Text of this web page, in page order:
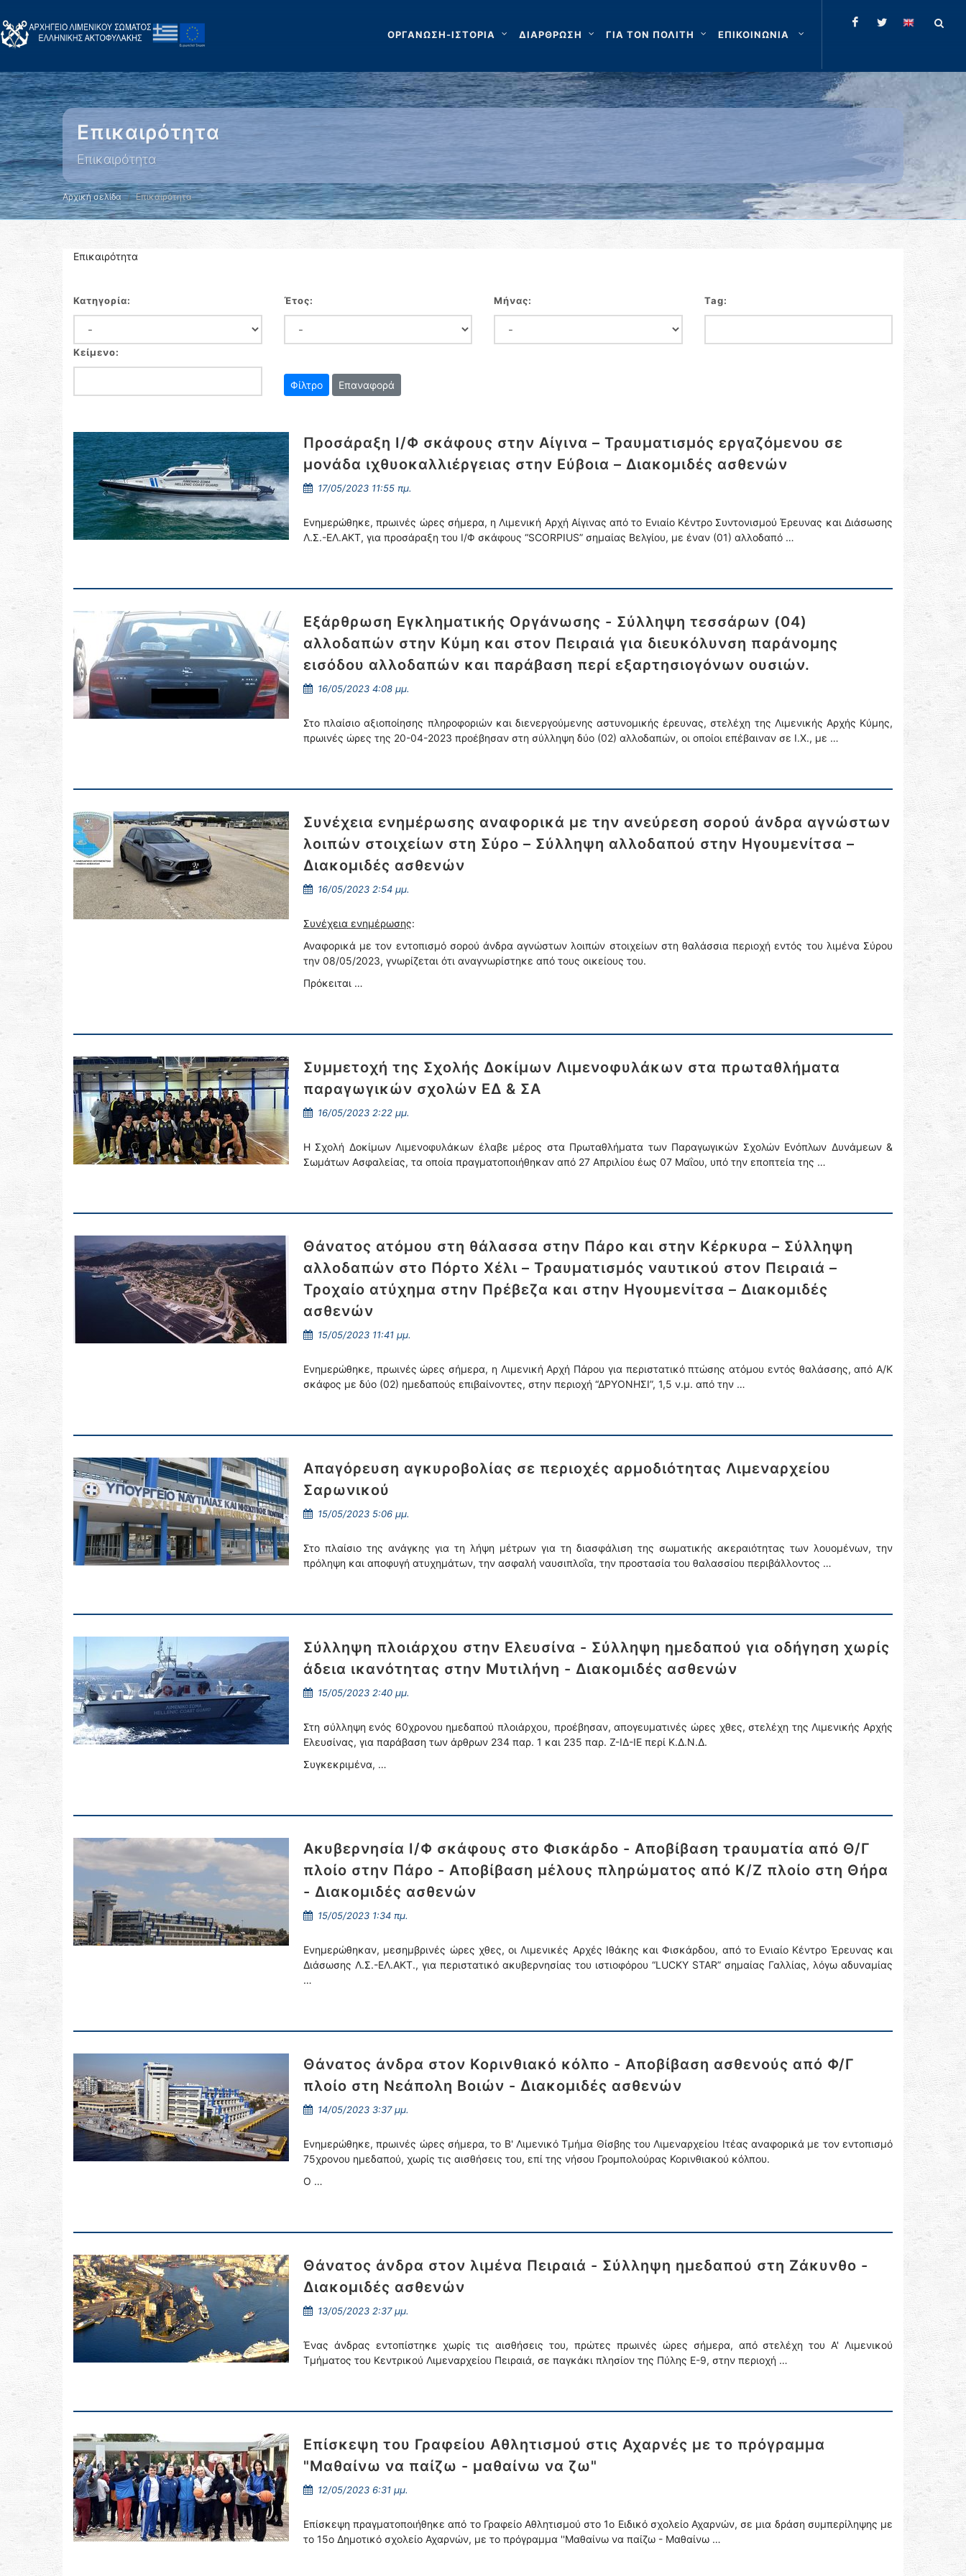
ΟΡΓΑΝΩΣΗ-ΙΣΤΟΡΙΑ ΔΙΑΡΘΡΩΣΗ ΓΙΑ ΤΟΝ ΠΟΛΙΤΗ ΕΠΙΚΟΙΝΩΝΙΑ
Επικαιρότητα
Επικαιρότητα
Αρχική σελίδα Επικαιρότητα
Επικαιρότητα
Κατηγορία: Έτος: Μήνας: Tag:
Κείμενο:
Επαναφορά
Προσάραξη Ι/Φ σκάφους στην Αίγινα – Τραυματισμός εργαζόμενου σε
μονάδα ιχθυοκαλλιέργειας στην Εύβοια – Διακομιδές ασθενών
17/05/2023 11:55 πμ.
Ενημερώθηκε, πρωινές ώρες σήμερα, η Λιμενική Αρχή Αίγινας από το Ενιαίο Κέντρο Συντονισμού Έρευνας και Διάσωσης
Λ.Σ.-ΕΛ.ΑΚΤ, για προσάραξη του Ι/Φ σκάφους “SCORPIUS” σημαίας Βελγίου, με έναν (01) αλλοδαπό …
Εξάρθρωση Εγκληματικής Οργάνωσης - Σύλληψη τεσσάρων (04)
αλλοδαπών στην Κύμη και στον Πειραιά για διευκόλυνση παράνομης
εισόδου αλλοδαπών και παράβαση περί εξαρτησιογόνων ουσιών.
16/05/2023 4:08 μμ.
Στο πλαίσιο αξιοποίησης πληροφοριών και διενεργούμενης αστυνομικής έρευνας, στελέχη της Λιμενικής Αρχής Κύμης,
πρωινές ώρες της 20-04-2023 προέβησαν στη σύλληψη δύο (02) αλλοδαπών, οι οποίοι επέβαιναν σε Ι.Χ., με …
Συνέχεια ενημέρωσης αναφορικά με την ανεύρεση σορού άνδρα αγνώστων
λοιπών στοιχείων στη Σύρο – Σύλληψη αλλοδαπού στην Ηγουμενίτσα –
Διακομιδές ασθενών
16/05/2023 2:54 μμ.
Συνέχεια ενημέρωσης:
Αναφορικά με τον εντοπισμό σορού άνδρα αγνώστων λοιπών στοιχείων στη θαλάσσια περιοχή εντός του λιμένα Σύρου
την 08/05/2023, γνωρίζεται ότι αναγνωρίστηκε από τους οικείους του.
Πρόκειται …
Συμμετοχή της Σχολής Δοκίμων Λιμενοφυλάκων στα πρωταθλήματα
παραγωγικών σχολών ΕΔ & ΣΑ
16/05/2023 2:22 μμ.
Η Σχολή Δοκίμων Λιμενοφυλάκων έλαβε μέρος στα Πρωταθλήματα των Παραγωγικών Σχολών Ενόπλων Δυνάμεων &
Σωμάτων Ασφαλείας, τα οποία πραγματοποιήθηκαν από 27 Απριλίου έως 07 Μαΐου, υπό την εποπτεία της …
Θάνατος ατόμου στη θάλασσα στην Πάρο και στην Κέρκυρα – Σύλληψη
αλλοδαπών στο Πόρτο Χέλι – Τραυματισμός ναυτικού στον Πειραιά –
Τροχαίο ατύχημα στην Πρέβεζα και στην Ηγουμενίτσα – Διακομιδές
ασθενών
15/05/2023 11:41 μμ.
Ενημερώθηκε, πρωινές ώρες σήμερα, η Λιμενική Αρχή Πάρου για περιστατικό πτώσης ατόμου εντός θαλάσσης, από Α/Κ
σκάφος με δύο (02) ημεδαπούς επιβαίνοντες, στην περιοχή “ΔΡΥΟΝΗΣΙ”, 1,5 ν.μ. από την …
Απαγόρευση αγκυροβολίας σε περιοχές αρμοδιότητας Λιμεναρχείου
Σαρωνικού
15/05/2023 5:06 μμ.
Στο πλαίσιο της ανάγκης για τη λήψη μέτρων για τη διασφάλιση της σωματικής ακεραιότητας των λουομένων, την
πρόληψη και αποφυγή ατυχημάτων, την ασφαλή ναυσιπλοΐα, την προστασία του θαλασσίου περιβάλλοντος …
Σύλληψη πλοιάρχου στην Ελευσίνα - Σύλληψη ημεδαπού για οδήγηση χωρίς
άδεια ικανότητας στην Μυτιλήνη - Διακομιδές ασθενών
15/05/2023 2:40 μμ.
Στη σύλληψη ενός 60χρονου ημεδαπού πλοιάρχου, προέβησαν, απογευματινές ώρες χθες, στελέχη της Λιμενικής Αρχής
Ελευσίνας, για παράβαση των άρθρων 234 παρ. 1 και 235 παρ. Ζ-ΙΔ-ΙΕ περί Κ.Δ.Ν.Δ.
Συγκεκριμένα, …
Ακυβερνησία Ι/Φ σκάφους στο Φισκάρδο - Αποβίβαση τραυματία από Θ/Γ
πλοίο στην Πάρο - Αποβίβαση μέλους πληρώματος από Κ/Ζ πλοίο στη Θήρα
- Διακομιδές ασθενών
15/05/2023 1:34 πμ.
Ενημερώθηκαν, μεσημβρινές ώρες χθες, οι Λιμενικές Αρχές Ιθάκης και Φισκάρδου, από το Ενιαίο Κέντρο Έρευνας και
Διάσωσης Λ.Σ.-ΕΛ.ΑΚΤ., για περιστατικό ακυβερνησίας του ιστιοφόρου “LUCKY STAR” σημαίας Γαλλίας, λόγω αδυναμίας
…
Θάνατος άνδρα στον Κορινθιακό κόλπο - Αποβίβαση ασθενούς από Φ/Γ
πλοίο στη Νεάπολη Βοιών - Διακομιδές ασθενών
14/05/2023 3:37 μμ.
Ενημερώθηκε, πρωινές ώρες σήμερα, το Β' Λιμενικό Τμήμα Θίσβης του Λιμεναρχείου Ιτέας αναφορικά με τον εντοπισμό
75χρονου ημεδαπού, χωρίς τις αισθήσεις του, επί της νήσου Γρομπολούρας Κορινθιακού κόλπου.
Ο …
Θάνατος άνδρα στον λιμένα Πειραιά - Σύλληψη ημεδαπού στη Ζάκυνθο -
Διακομιδές ασθενών
13/05/2023 2:37 μμ.
Ένας άνδρας εντοπίστηκε χωρίς τις αισθήσεις του, πρώτες πρωινές ώρες σήμερα, από στελέχη του Α' Λιμενικού
Τμήματος του Κεντρικού Λιμεναρχείου Πειραιά, σε παγκάκι πλησίον της Πύλης Ε-9, στην περιοχή …
Επίσκεψη του Γραφείου Αθλητισμού στις Αχαρνές με το πρόγραμμα
"Μαθαίνω να παίζω - μαθαίνω να ζω"
12/05/2023 6:31 μμ.
Επίσκεψη πραγματοποιήθηκε από το Γραφείο Αθλητισμού στο 1ο Ειδικό σχολείο Αχαρνών, σε μια δράση συμπερίληψης με
το 15ο Δημοτικό σχολείο Αχαρνών, με το πρόγραμμα ''Μαθαίνω να παίζω - Μαθαίνω …